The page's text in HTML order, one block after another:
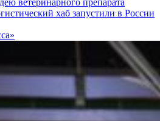
ветеринарного препарата
хаб запустили в России